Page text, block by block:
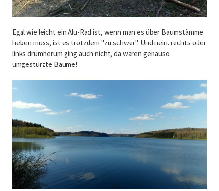
Egal wie leicht ein Alu-Rad ist, wenn man es über Baumstämme
heben muss, ist es trotzdem "zu schwer". Und nein: rechts oder
links drumherum ging auch nicht, da waren genauso
umgestürzte Bäume!